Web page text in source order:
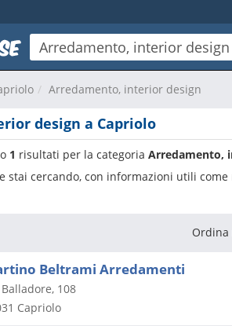
Arredamento, interior design
design a Capriolo
1 risultati per la categoria Arredamento,
stai cercando, con informazioni utili
Beltrami Arredamenti
108
Capriolo